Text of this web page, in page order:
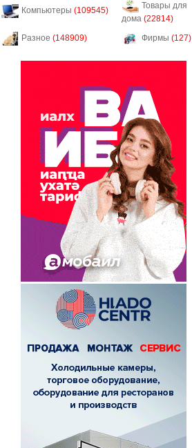
Компьютеры (109545)
Товары для
дома (22814)
Разное (148909) Фирмы (127)